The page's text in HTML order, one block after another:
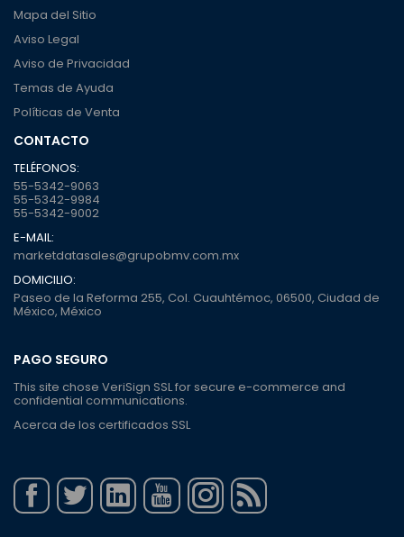
Mapa del Sitio
Aviso Legal
Aviso de Privacidad
Temas de Ayuda
Políticas de Venta
CONTACTO
TELÉFONOS:
55-5342-9063
55-5342-9984
55-5342-9002
E-MAIL:
marketdatasales@grupobmv.com.mx
DOMICILIO:
Paseo de la Reforma 255, Col. Cuauhtémoc, 06500, Ciudad de
México, México
PAGO SEGURO
This site chose VeriSign SSL for secure e-commerce and
confidential communications.
Acerca de los certificados SSL